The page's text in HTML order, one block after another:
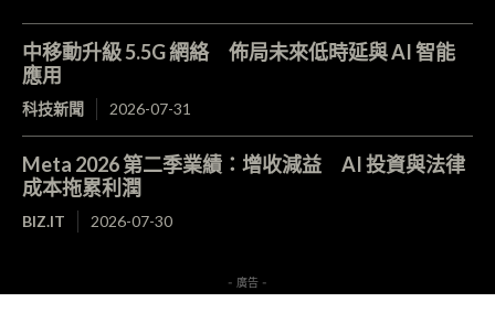
中移動升級 5.5G 網絡 佈局未來低時延與 AI 智能
應用
科技新聞 2026-07-31
Meta 2026 第二季業績：增收減益 AI 投資與法律
成本拖累利潤
BIZ.IT 2026-07-30
- 廣告 -